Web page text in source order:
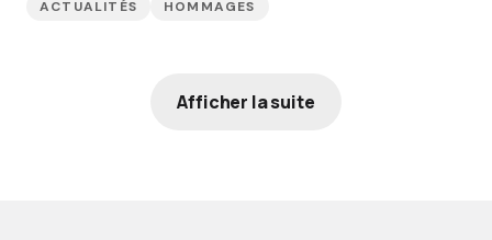
ACTUALITÉS HOMMAGES
Afficher la suite